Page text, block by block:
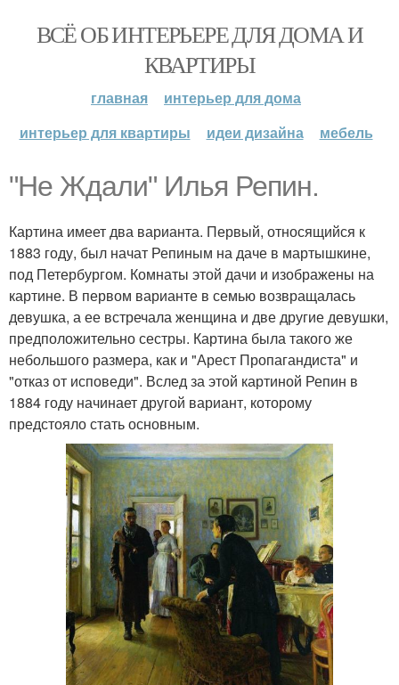
ВСЁ ОБ ИНТЕРЬЕРЕ ДЛЯ ДОМА И
КВАРТИРЫ
главная
интерьер для дома
интерьер для квартиры
идеи дизайна мебель
"Не Ждали" Илья Репин.
Картина имеет два варианта. Первый, относящийся к
1883 году, был начат Репиным на даче в мартышкине,
под Петербургом. Комнаты этой дачи и изображены на
картине. В первом варианте в семью возвращалась
девушка, а ее встречала женщина и две другие девушки,
предположительно сестры. Картина была такого же
небольшого размера, как и "Арест Пропагандиста" и
"отказ от исповеди". Вслед за этой картиной Репин в
1884 году начинает другой вариант, которому
предстояло стать основным.